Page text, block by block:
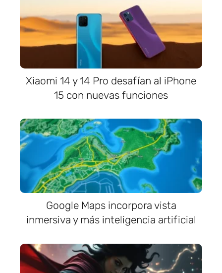
Xiaomi 14 y 14 Pro desafían al iPhone
15 con nuevas funciones
Google Maps incorpora vista
inmersiva y más inteligencia artificial